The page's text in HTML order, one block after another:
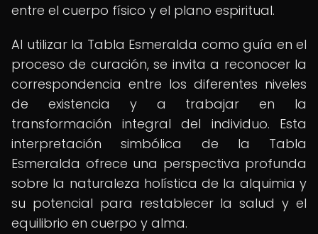
entre el cuerpo físico y el plano espiritual.
Al utilizar la Tabla Esmeralda como guía en el
proceso de curación, se invita a reconocer la
correspondencia entre los diferentes niveles
de existencia y a trabajar en la
transformación integral del individuo. Esta
interpretación simbólica de la Tabla
Esmeralda ofrece una perspectiva profunda
sobre la naturaleza holística de la alquimia y
su potencial para restablecer la salud y el
equilibrio en cuerpo y alma.